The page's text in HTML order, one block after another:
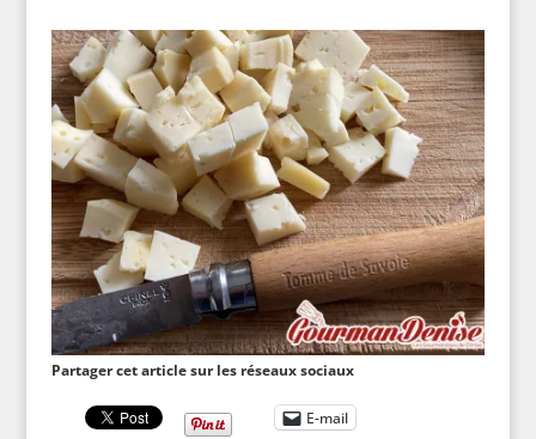
Partager cet article sur les réseaux sociaux
E-mail